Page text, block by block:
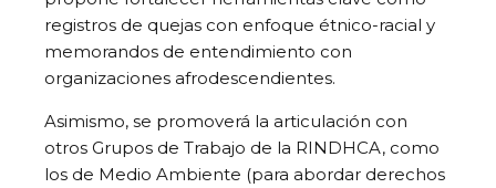
registros de quejas con enfoque étnico-racial y
memorandos de entendimiento con
organizaciones afrodescendientes.
Asimismo, se promoverá la articulación con
otros Grupos de Trabajo de la RINDHCA, como
los de Medio Ambiente (para abordar derechos